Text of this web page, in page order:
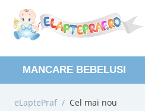
MANCARE BEBELUSI
eLaptePraf / Cel mai nou